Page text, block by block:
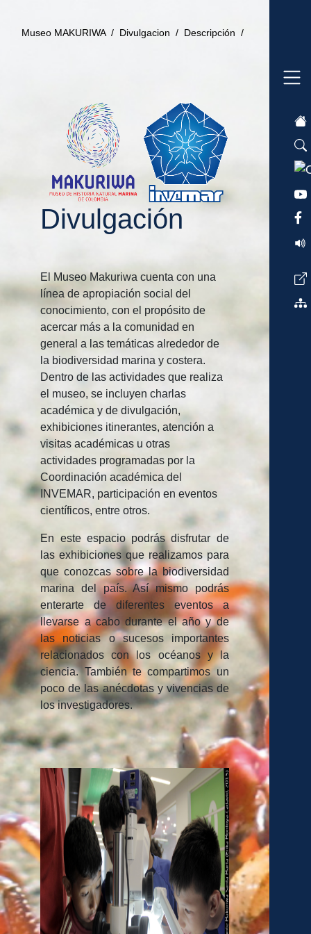
Museo MAKURIWA / Divulgacion / Descripción /
Divulgación
El Museo Makuriwa cuenta con una
línea de apropiación social del
conocimiento, con el propósito de
acercar más a la comunidad en
general a las temáticas alrededor de
la biodiversidad marina y costera.
Dentro de las actividades que realiza
el museo, se incluyen charlas
académica y de divulgación,
exhibiciones itinerantes, atención a
visitas académicas u otras
actividades programadas por la
Coordinación académica del
INVEMAR, participación en eventos
científicos, entre otros.
En este espacio podrás disfrutar de
las exhibiciones que realizamos para
que conozcas sobre la biodiversidad
marina del país. Así mismo podrás
enterarte de diferentes eventos a
llevarse a cabo durante el año y de
las noticias o sucesos importantes
relacionados con los océanos y la
ciencia. También te compartimos un
poco de las anécdotas y vivencias de
los investigadores.